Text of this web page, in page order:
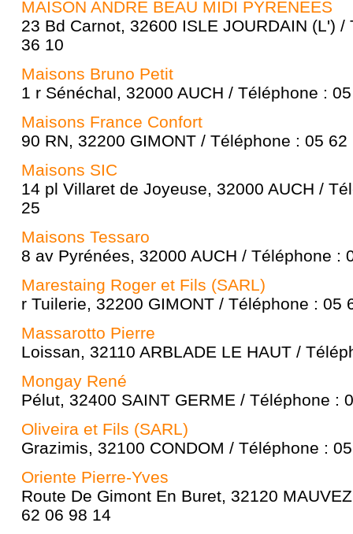
MAISON ANDRE BEAU MIDI PYRENEES
23 Bd Carnot, 32600 ISLE JOURDAIN (L')
36 10
Maisons Bruno Petit
1 r Sénéchal, 32000 AUCH / Téléphone :
Maisons France Confort
90 RN, 32200 GIMONT / Téléphone : 05 62
Maisons SIC
14 pl Villaret de Joyeuse, 32000 AUCH /
25
Maisons Tessaro
8 av Pyrénées, 32000 AUCH / Téléphone :
Marestaing Roger et Fils (SARL)
r Tuilerie, 32200 GIMONT / Téléphone : 05
Massarotto Pierre
Loissan, 32110 ARBLADE LE HAUT /
Mongay René
Pélut, 32400 SAINT GERME / Téléphone :
Oliveira et Fils (SARL)
Grazimis, 32100 CONDOM / Téléphone :
Oriente Pierre-Yves
Route De Gimont En Buret, 32120
62 06 98 14